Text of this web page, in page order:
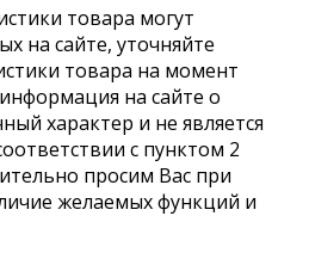
товара могут
на сайте, уточняйте
товара на момент
на сайте о
характер и не является
с пунктом 2
просим Вас при
желаемых функций и